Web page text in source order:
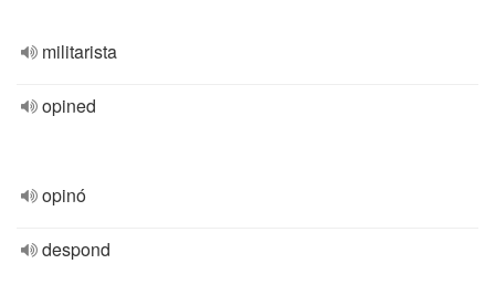
militarista
opined
opinó
despond